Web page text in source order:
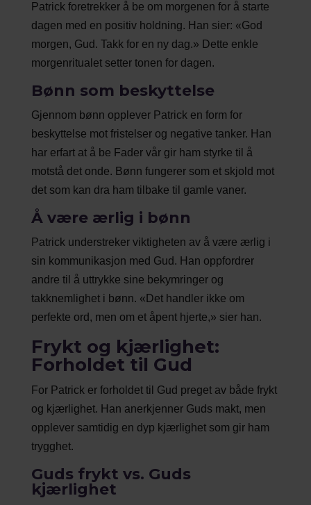
Patrick foretrekker å be om morgenen for å starte
dagen med en positiv holdning. Han sier: «God
morgen, Gud. Takk for en ny dag.» Dette enkle
morgenritualet setter tonen for dagen.
Bønn som beskyttelse
Gjennom bønn opplever Patrick en form for
beskyttelse mot fristelser og negative tanker. Han
har erfart at å be Fader vår gir ham styrke til å
motstå det onde. Bønn fungerer som et skjold mot
det som kan dra ham tilbake til gamle vaner.
Å være ærlig i bønn
Patrick understreker viktigheten av å være ærlig i
sin kommunikasjon med Gud. Han oppfordrer
andre til å uttrykke sine bekymringer og
takknemlighet i bønn. «Det handler ikke om
perfekte ord, men om et åpent hjerte,» sier han.
Frykt og kjærlighet:
Forholdet til Gud
For Patrick er forholdet til Gud preget av både frykt
og kjærlighet. Han anerkjenner Guds makt, men
opplever samtidig en dyp kjærlighet som gir ham
trygghet.
Guds frykt vs. Guds
kjærlighet